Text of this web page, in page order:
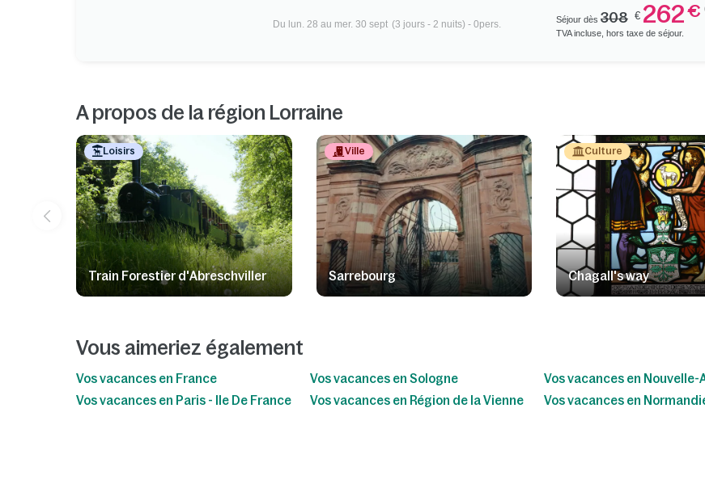
Du lun. 28 au mer. 30 sept (3 jours - 2 nuits) - 0pers. Séjour dès 308 € 262€
TVA incluse, hors taxe de séjour.
A propos de la région Lorraine
Loisirs
Train Forestier d'Abreschviller
Ville
Sarrebourg
Culture
Chagall's way
Vous aimeriez également
Vos vacances en France
Vos vacances en Paris - Ile De France
Vos vacances en Sologne
Vos vacances en Région de la Vienne
Vos vacances en
Vos vacances en